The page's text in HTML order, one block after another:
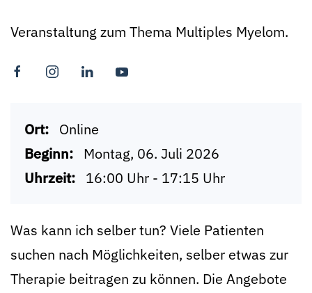
Veranstaltung zum Thema Multiples Myelom.
Ort: Online
Beginn: Montag, 06. Juli 2026
Uhrzeit: 16:00 Uhr - 17:15 Uhr
Was kann ich selber tun? Viele Patienten
suchen nach Möglichkeiten, selber etwas zur
Therapie beitragen zu können. Die Angebote